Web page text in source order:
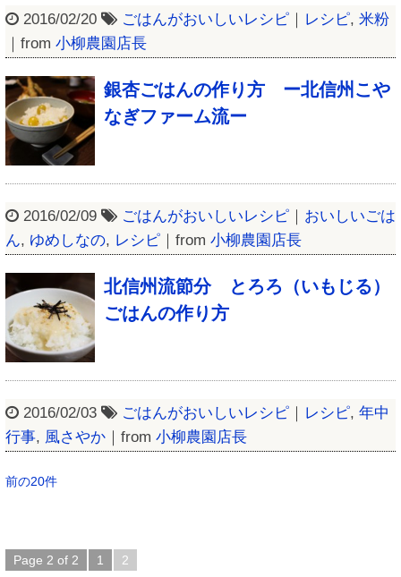
2016/02/20 ごはんがおいしいレシピ ｜ レシピ, 米粉
｜from 小柳農園店長
銀杏ごはんの作り方 ー北信州こや
なぎファーム流ー
2016/02/09 ごはんがおいしいレシピ ｜ おいしいごは
ん, ゆめしなの, レシピ ｜from 小柳農園店長
北信州流節分 とろろ（いもじる）
ごはんの作り方
2016/02/03 ごはんがおいしいレシピ ｜ レシピ, 年中
行事, 風さやか ｜from 小柳農園店長
前の20件
Page 2 of 2 1 2